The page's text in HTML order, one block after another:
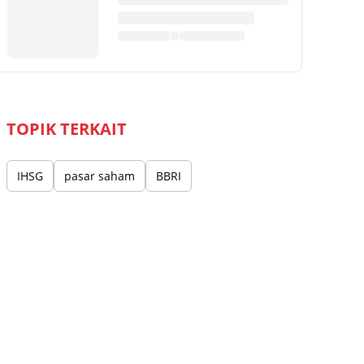
TOPIK TERKAIT
IHSG pasar saham BBRI